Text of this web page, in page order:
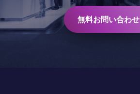
無料お問い合わせ